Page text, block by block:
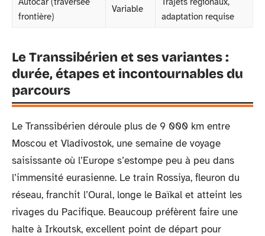
frontière)
Variable
adaptation requise
Le Transsibérien et ses variantes :
durée, étapes et incontournables du
parcours
Le Transsibérien déroule plus de 9 000 km entre
Moscou et Vladivostok, une semaine de voyage
saisissante où l’Europe s’estompe peu à peu dans
l’immensité eurasienne. Le train Rossiya, fleuron du
réseau, franchit l’Oural, longe le Baïkal et atteint les
rivages du Pacifique. Beaucoup préfèrent faire une
halte à Irkoutsk, excellent point de départ pour